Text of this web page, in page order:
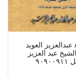
عبدالعزيز العويد A Twitter انتهى الباحث القدير خالد عبدالقادر
عبد العزيز